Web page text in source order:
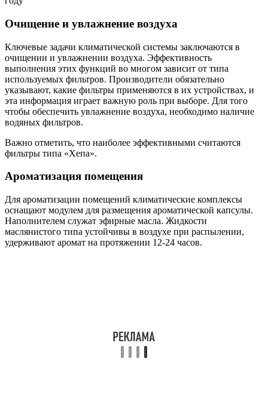
Очищение и увлажнение воздуха
Ключевые задачи климатической системы заключаются в
очищении и увлажнении воздуха. Эффективность
выполнения этих функций во многом зависит от типа
используемых фильтров. Производители обязательно
указывают, какие фильтры применяются в их устройствах, и
эта информация играет важную роль при выборе. Для того
чтобы обеспечить увлажнение воздуха, необходимо наличие
водяных фильтров.
Важно отметить, что наиболее эффективными считаются
фильтры типа «Хепа».
Ароматизация помещения
Для ароматизации помещений климатические комплексы
оснащают модулем для размещения ароматической капсулы.
Наполнителем служат эфирные масла. Жидкости
маслянистого типа устойчивы в воздухе при распылении,
удерживают аромат на протяжении 12-24 часов.